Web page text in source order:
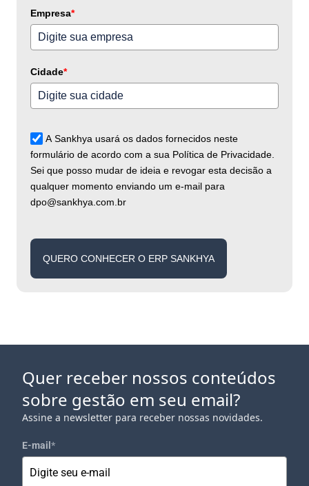
Empresa*
Cidade*
A Sankhya usará os dados fornecidos neste
formulário de acordo com a sua Política de Privacidade.
Sei que posso mudar de ideia e revogar esta decisão a
qualquer momento enviando um e-mail para
dpo@sankhya.com.br
QUERO CONHECER O ERP SANKHYA
Quer receber nossos conteúdos
sobre gestão em seu email?
Assine a newsletter para receber nossas novidades.
E-mail*